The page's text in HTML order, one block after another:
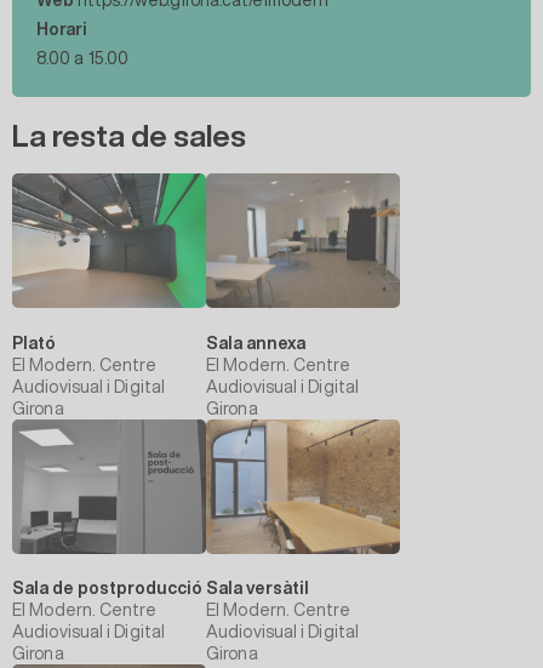
Horari
8.00 a 15.00
La resta de sales
Plató
El Modern. Centre
Audiovisual i Digital
Girona
Sala annexa
El Modern. Centre
Audiovisual i Digital
Girona
Sala de postproducció
El Modern. Centre
Audiovisual i Digital
Girona
Sala versàtil
El Modern. Centre
Audiovisual i Digital
Girona